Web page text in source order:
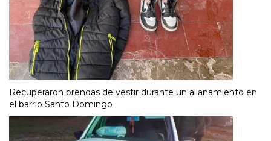
Recuperaron prendas de vestir durante un allanamiento en
el barrio Santo Domingo